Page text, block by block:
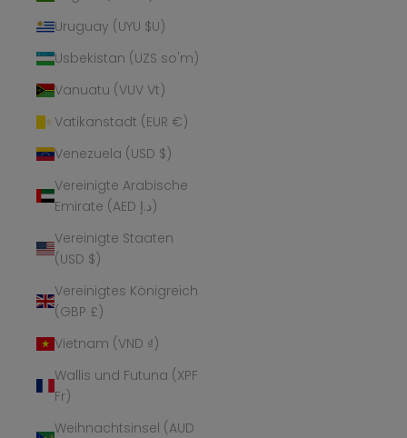
Uruguay (UYU $U)
Usbekistan (UZS so'm)
Vanuatu (VUV Vt)
Vatikanstadt (EUR €)
Venezuela (USD $)
Vereinigte Arabische
Emirate (AED د.إ)
Vereinigte Staaten
(USD $)
Vereinigtes Königreich
(GBP £)
Vietnam (VND ₫)
Wallis und Futuna (XPF
Fr)
Weihnachtsinsel (AUD